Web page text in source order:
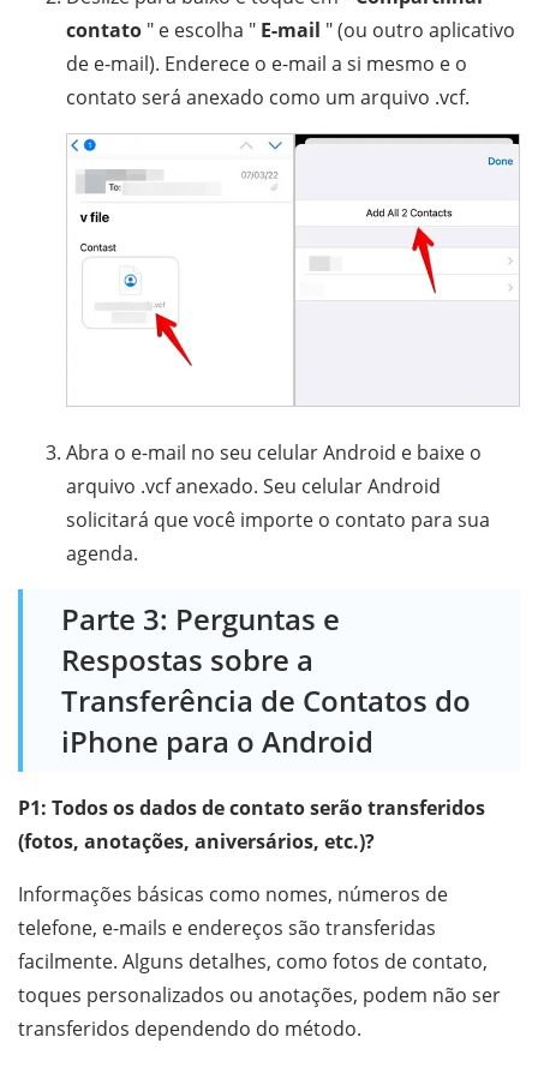
contato " e escolha " E-mail " (ou outro aplicativo
de e-mail). Enderece o e-mail a si mesmo e o
contato será anexado como um arquivo .vcf.
Abra o e-mail no seu celular Android e baixe o
arquivo .vcf anexado. Seu celular Android
solicitará que você importe o contato para sua
agenda.
Parte 3: Perguntas e
Respostas sobre a
Transferência de Contatos do
iPhone para o Android
P1: Todos os dados de contato serão transferidos
(fotos, anotações, aniversários, etc.)?
Informações básicas como nomes, números de
telefone, e-mails e endereços são transferidas
facilmente. Alguns detalhes, como fotos de contato,
toques personalizados ou anotações, podem não ser
transferidos dependendo do método.